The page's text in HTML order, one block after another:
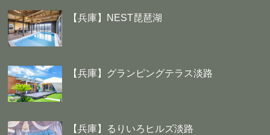
【兵庫】NEST琵琶湖
【兵庫】グランピングテラス淡路
【兵庫】るりいろヒルズ淡路